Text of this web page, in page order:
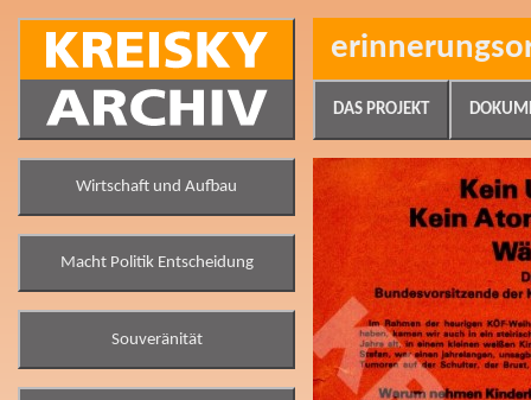
DAS PROJEKT
Wirtschaft und Aufbau
Macht Politik Entscheidung
Souveränität